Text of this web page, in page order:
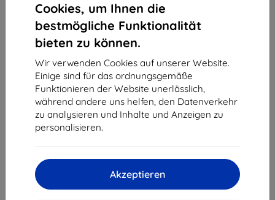
Cookies, um Ihnen die
bestmögliche Funktionalität
bieten zu können.
Wir verwenden Cookies auf unserer Website.
Einige sind für das ordnungsgemäße
Funktionieren der Website unerlässlich,
während andere uns helfen, den Datenverkehr
zu analysieren und Inhalte und Anzeigen zu
personalisieren.
Akzeptieren
3mk SilverProtection+ Schutzfolie für Infinix Note
50 / Note 50 Pro
Geeignet für: Infinix Note 50 Infinix Note 50 Pro
11,61 €
ohne MWSt